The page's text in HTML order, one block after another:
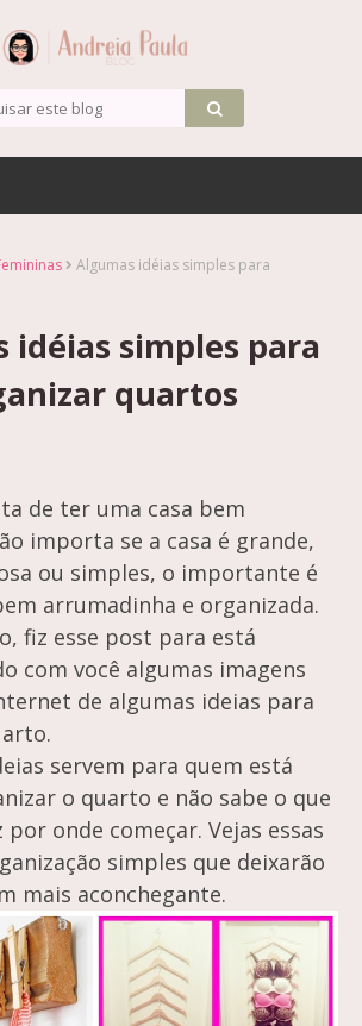
Algumas idéias simples para
idéias simples para
quartos
de ter uma casa bem
importa se a casa é grande,
ou simples, o importante é
arrumadinha e organizada.
fiz esse post para está
com você algumas imagens
de algumas ideias para
servem para quem está
o quarto e não sabe o que
onde começar. Vejas essas
simples que deixarão
mais aconchegante.